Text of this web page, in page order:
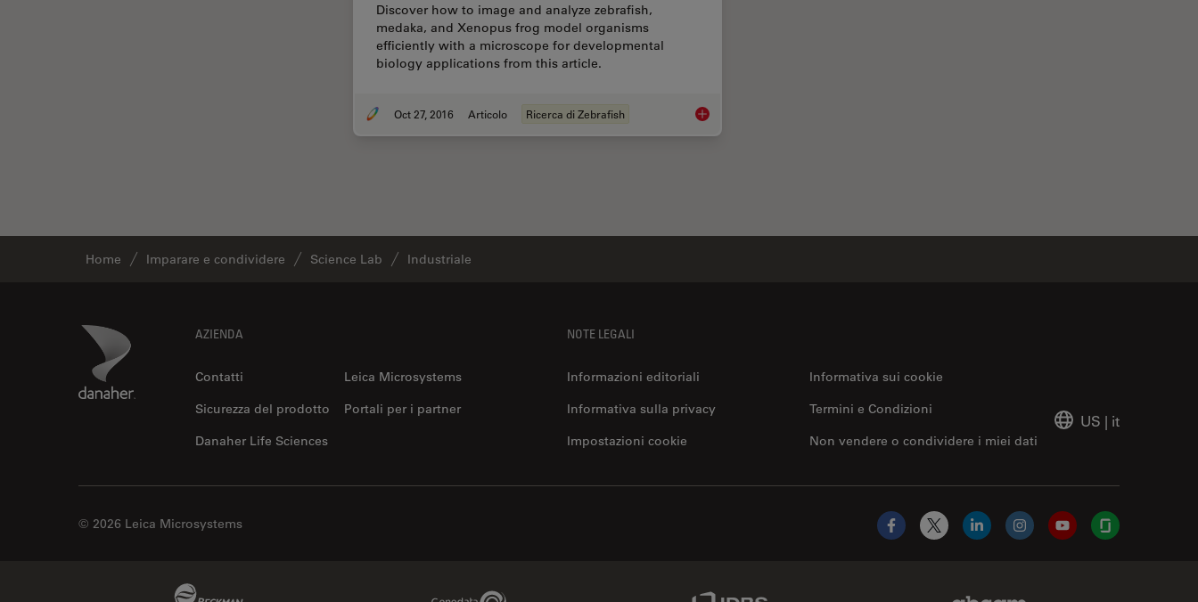
La ricerca Life Sciences
Laser Microdissection (LMD)
Lente dell’obiettivo
Limite di diffrazione
Microchirurgia
Discover how to image and analyze zebrafish,
medaka, and Xenopus frog model organisms
efficiently with a microscope for developmental
biology applications from this article.
Oct 27, 2016 Articolo Ricerca di Zebrafish Imaging and Analyzing Zebrafish, Medaka, and Xenopus
Home Imparare e condividere Science Lab Industriale
Danaher Logo AZIENDA
Contatti
Leica Microsystems
Sicurezza del prodotto
Portali per i partner
Danaher Life Sciences
NOTE LEGALI
Informazioni editoriali
Informativa sui cookie
Informativa sulla privacy
Non vendere o condividere i miei dati
Termini e Condizioni
Impostazioni cookie
US | it
© 2026 Leica Microsystems
Facebook
X LinkedInInstagramYouTubeGlassdoor
Genedata Link